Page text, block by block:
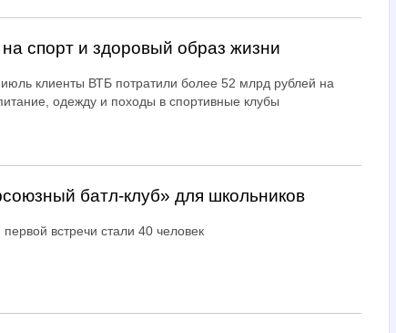
спорт и здоровый образ жизни
клиенты ВТБ потратили более 52 млрд рублей на
одежду и походы в спортивные клубы
батл-клуб» для школьников
встречи стали 40 человек